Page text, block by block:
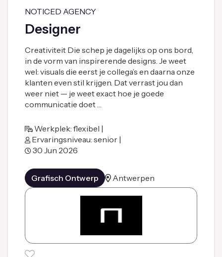
NOTICED AGENCY
Designer
Creativiteit Die schep je dagelijks op ons bord,
in de vorm van inspirerende designs. Je weet
wel: visuals die eerst je collega’s en daarna onze
klanten even stil krijgen. Dat verrast jou dan
weer niet — je weet exact hoe je goede
communicatie doet …
Werkplek: flexibel |
Ervaringsniveau: senior |
30 Jun 2026
Grafisch Ontwerp Antwerpen